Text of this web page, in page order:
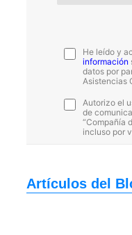
He leído y
información
datos por
Asistencias
Autorizo el
de
“Compañía
incluso por
Artículos del